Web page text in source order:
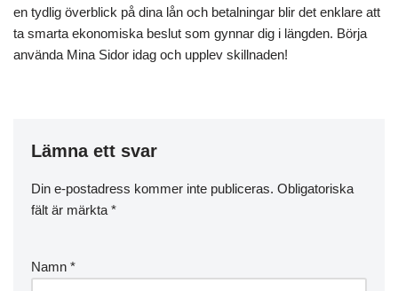
en tydlig överblick på dina lån och betalningar blir det enklare att
ta smarta ekonomiska beslut som gynnar dig i längden. Börja
använda Mina Sidor idag och upplev skillnaden!
Lämna ett svar
Din e-postadress kommer inte publiceras. Obligatoriska
fält är märkta *
Namn *